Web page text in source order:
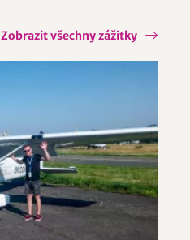
Zobrazit všechny zážitky